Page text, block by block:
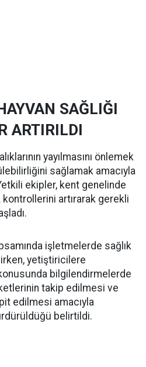
SAĞLIĞI
ARTIRILDI
yayılmasını önlemek
sağlamak amacıyla
ekipler, kent genelinde
kontrollerini artırarak gerekli
işletmelerde sağlık
yetiştiricilere
bilgilendirmelerde
takip edilmesi ve
edilmesi amacıyla
belirtildi.